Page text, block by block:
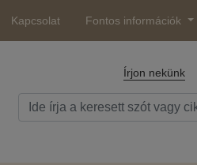
Kapcsolat Fontos információk
Írjon nekünk